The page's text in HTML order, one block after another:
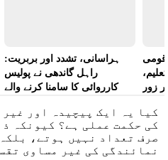
ہراسانی، تشدد اور بربریت:
راہل گاندھی نے پولیس
کارروائی کا سامنا کرنے والے
قومی
زور
کیا یہ ایک پیچیدہ اور
کی حکمت عملی ہے؟ کیونکہ
صرف تعداد نہیں ہوتے،
نمائندگی کی غیر مساوی